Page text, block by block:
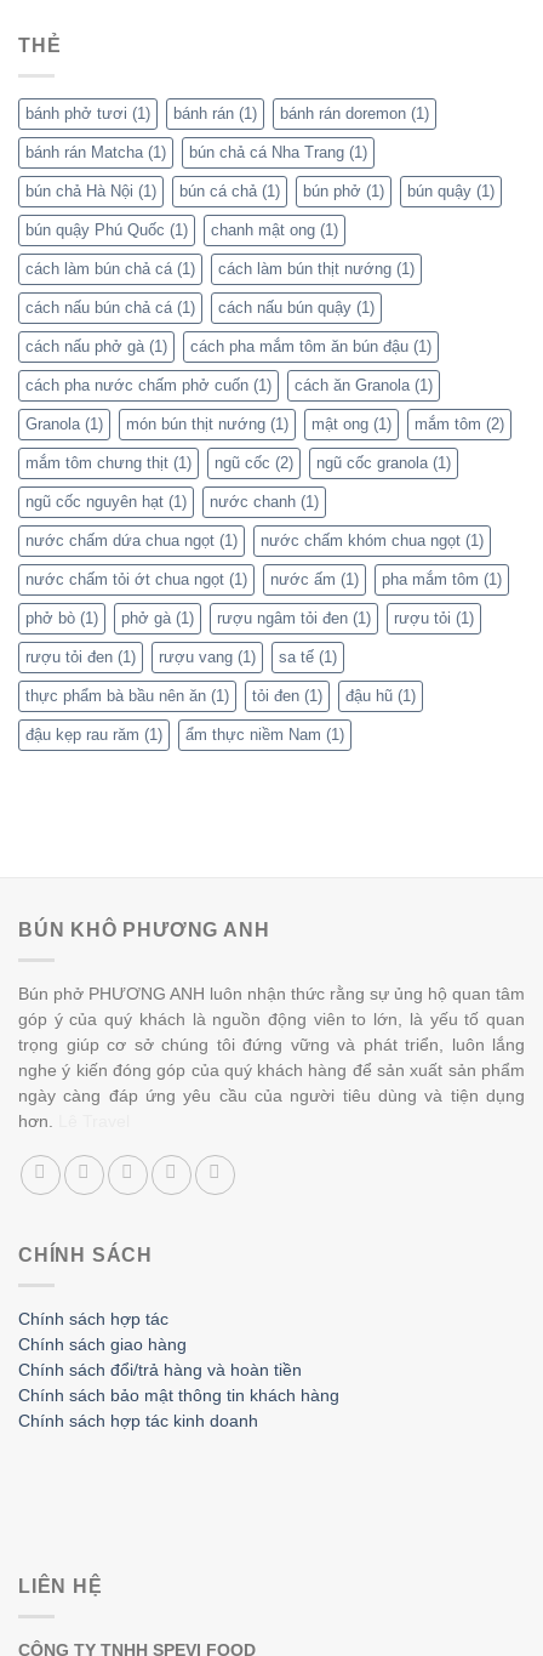
THẺ
bánh phở tươi (1) bánh rán (1) bánh rán doremon (1)
bánh rán Matcha(1) bún chả cá Nha Trang (1)
bún chả Hà Nội (1) bún cá chả(1) bún phở (1) bún quậy (1)
bún quậy Phú Quốc (1) chanh mật ong (1)
cách làm bún chả cá(1) cách làm bún thịt nướng (1)
cách nấu bún chả cá(1) cách nấu bún quậy (1)
cách nấu phở gà(1) cách pha mắm tôm ăn bún đậu (1)
cách pha nước chấm phở cuốn (1) cách ăn Granola(1)
Granola(1) món bún thịt nướng (1) mật ong (1) mắm tôm (2)
mắm tôm chưng thịt (1) ngũ cốc (2) ngũ cốc granola(1)
ngũ cốc nguyên hạt (1) nước chanh (1)
nước chấm dứa chua ngọt (1) nước chấm khóm chua ngọt (1)
nước chấm tỏi ớt chua ngọt (1) nước ấm (1) pha mắm tôm (1)
phở bò (1) phở gà(1) rượu ngâm tỏi đen (1) rượu tỏi (1)
rượu tỏi đen (1) rượu vang (1) sa tế (1)
thực phẩm bà bầu nên ăn (1) tỏi đen (1) đậu hũ (1)
đậu kẹp rau răm (1) ẩm thực niềm Nam (1)
BÚN KHÔ PHƯƠNG ANH
Bún phở PHƯƠNG ANH luôn nhận thức rằng sự ủng hộ quan tâm
góp ý của quý khách là nguồn động viên to lớn, là yếu tố quan
trọng giúp cơ sở chúng tôi đứng vững và phát triển, luôn lắng
nghe ý kiến đóng góp của quý khách hàng để sản xuất sản phẩm
ngày càng đáp ứng yêu cầu của người tiêu dùng và tiện dụng
hơn.
CHÍNH SÁCH
Chính sách hợp tác
Chính sách giao hàng
Chính sách đổi/trả hàng và hoàn tiền
Chính sách bảo mật thông tin khách hàng
Chính sách hợp tác kinh doanh
LIÊN HỆ
CÔNG TY TNHH SPEVI FOOD